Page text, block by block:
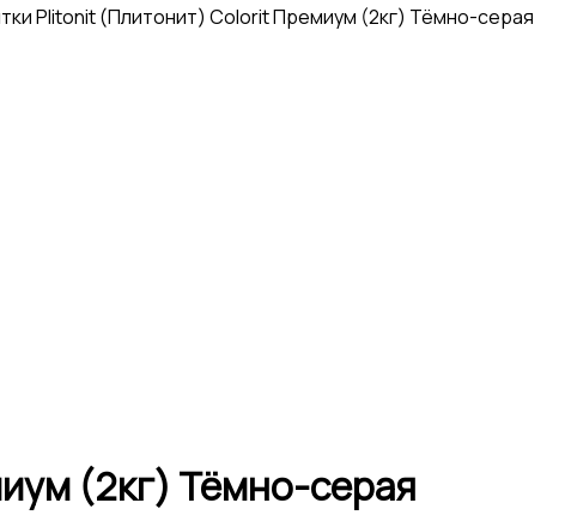
Plitonit (Плитонит) Colorit Премиум (2кг) Тёмно-серая
(2кг) Тёмно-серая